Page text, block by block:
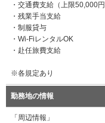
・交通費支給（上限50,000円
・残業手当支給
・制服貸与
・Wi-FiレンタルOK
・赴任旅費支給
※各規定あり
勤務地の情報
「周辺情報」